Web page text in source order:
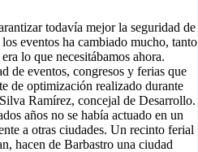
todavía mejor la seguridad de
eventos ha cambiado mucho, tanto
lo que necesitábamos ahora.
de eventos, congresos y ferias que
de optimización realizado durante
Ramírez, concejal de Desarrollo.
años no se había actuado en un
a otras ciudades. Un recinto ferial
hacen de Barbastro una ciudad